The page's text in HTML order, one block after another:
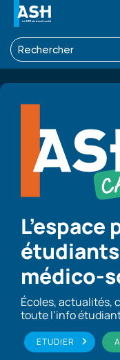
L’espace
médico-
Écoles, actualités,
toute l’info
ETUDIER